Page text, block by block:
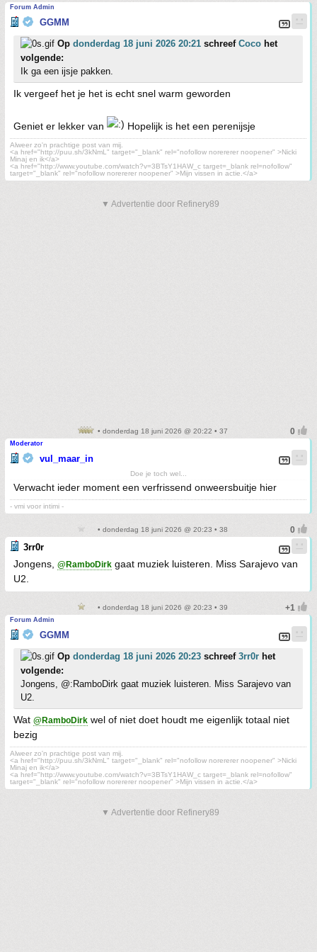
Forum Admin
GGMM
Op donderdag 18 juni 2026 20:21 schreef Coco het
volgende:
Ik ga een ijsje pakken.
Ik vergeef het je het is echt snel warm geworden
Geniet er lekker van Hopelijk is het een perenijsje
Alweer zo'n prachtige post van mij.
<a href="http://puu.sh/3kNmL" target="_blank" rel="nofollow norererer noopener" >Nicki
Minaj en ik</a>
<a href="http://www.youtube.com/watch?v=3BTsY1HAW_c target=_blank rel=nofollow"
target="_blank" rel="nofollow norererer noopener" >Mijn vissen in actie.</a>
▼ Advertentie door Refinery89
• donderdag 18 juni 2026 @ 20:22 • 37
Moderator
vul_maar_in
Doe je toch wel...
Verwacht ieder moment een verfrissend onweersbuitje hier
- vmi voor intimi -
• donderdag 18 juni 2026 @ 20:23 • 38
3rr0r
Jongens, @RamboDirk gaat muziek luisteren. Miss Sarajevo van
U2.
• donderdag 18 juni 2026 @ 20:23 • 39
Forum Admin
GGMM
Op donderdag 18 juni 2026 20:23 schreef 3rr0r het
volgende:
Jongens, @:RamboDirk gaat muziek luisteren. Miss Sarajevo van
U2.
Wat @RamboDirk wel of niet doet houdt me eigenlijk totaal niet
bezig
Alweer zo'n prachtige post van mij.
<a href="http://puu.sh/3kNmL" target="_blank" rel="nofollow norererer noopener" >Nicki
Minaj en ik</a>
<a href="http://www.youtube.com/watch?v=3BTsY1HAW_c target=_blank rel=nofollow"
target="_blank" rel="nofollow norererer noopener" >Mijn vissen in actie.</a>
▼ Advertentie door Refinery89